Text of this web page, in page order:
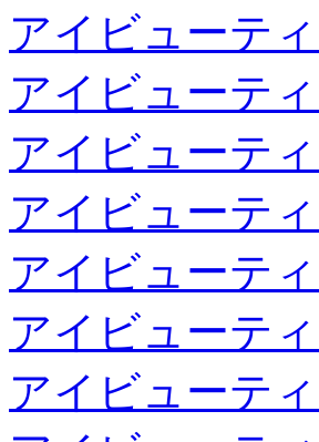
アイビューテ
アイビューテ
アイビューテ
アイビューテ
アイビューテ
アイビューテ
アイビューテ